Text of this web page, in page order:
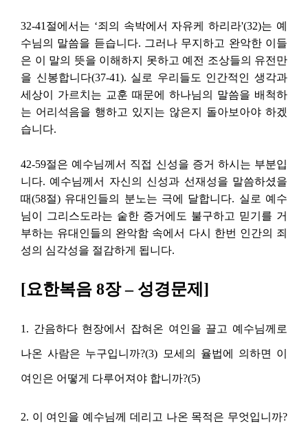
32-41절에서는 ‘죄의 속박에서 자유케 하리라'(32)는 예
수님의 말씀을 듣습니다. 그러나 무지하고 완악한 이들
은 이 말의 뜻을 이해하지 못하고 예전 조상들의 유전만
을 신봉합니다(37-41). 실로 우리들도 인간적인 생각과
세상이 가르치는 교훈 때문에 하나님의 말씀을 배척하
는 어리석음을 행하고 있지는 않은지 돌아보아야 하겠
습니다.
42-59절은 예수님께서 직접 신성을 증거 하시는 부분입
니다. 예수님께서 자신의 신성과 선재성을 말씀하셨을
때(58절) 유대인들의 분노는 극에 달합니다. 실로 예수
님이 그리스도라는 숱한 증거에도 불구하고 믿기를 거
부하는 유대인들의 완악함 속에서 다시 한번 인간의 죄
성의 심각성을 절감하게 됩니다.
[요한복음 8장 – 성경문제]
1. 간음하다 현장에서 잡혀온 여인을 끌고 예수님께로
나온 사람은 누구입니까?(3) 모세의 율법에 의하면 이
여인은 어떻게 다루어져야 합니까?(5)
2. 이 여인을 예수님께 데리고 나온 목적은 무엇입니까?